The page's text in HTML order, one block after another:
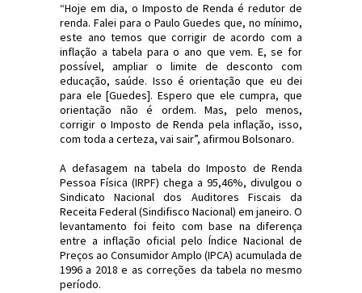
“Hoje em dia, o Imposto de Renda é redutor de
renda. Falei para o Paulo Guedes que, no mínimo,
este ano temos que corrigir de acordo com a
inflação a tabela para o ano que vem. E, se for
possível, ampliar o limite de desconto com
educação, saúde. Isso é orientação que eu dei
para ele [Guedes]. Espero que ele cumpra, que
orientação não é ordem. Mas, pelo menos,
corrigir o Imposto de Renda pela inflação, isso,
com toda a certeza, vai sair”, afirmou Bolsonaro.
A defasagem na tabela do Imposto de Renda
Pessoa Física (IRPF) chega a 95,46%, divulgou o
Sindicato Nacional dos Auditores Fiscais da
Receita Federal (Sindifisco Nacional) em janeiro. O
levantamento foi feito com base na diferença
entre a inflação oficial pelo Índice Nacional de
Preços ao Consumidor Amplo (IPCA) acumulada de
1996 a 2018 e as correções da tabela no mesmo
período.